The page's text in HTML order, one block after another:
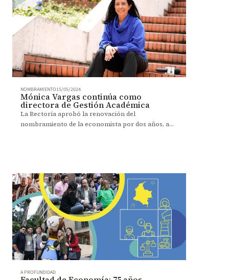
NOMBRAMIENTO15/05/2024
Mónica Vargas continúa como
directora de Gestión Académica
La Rectoría aprobó la renovación del
nombramiento de la economista por dos años, a
A PROFUNDIDAD